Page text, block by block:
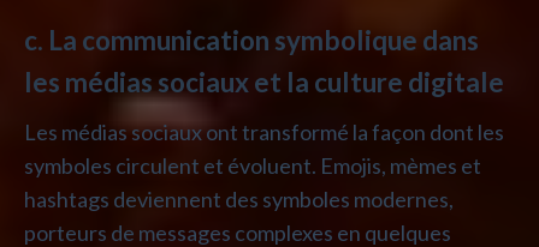
c. La communication symbolique dans
les médias sociaux et la culture digitale
Les médias sociaux ont transformé la façon dont les
symboles circulent et évoluent. Emojis, mèmes et
hashtags deviennent des symboles modernes,
porteurs de messages complexes en quelques